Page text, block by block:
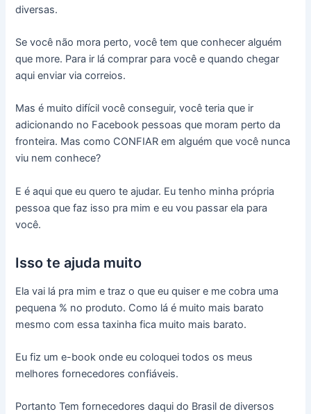
diversas.
Se você não mora perto, você tem que conhecer alguém
que more. Para ir lá comprar para você e quando chegar
aqui enviar via correios.
Mas é muito difícil você conseguir, você teria que ir
adicionando no Facebook pessoas que moram perto da
fronteira. Mas como CONFIAR em alguém que você nunca
viu nem conhece?
E é aqui que eu quero te ajudar. Eu tenho minha própria
pessoa que faz isso pra mim e eu vou passar ela para
você.
Isso te ajuda muito
Ela vai lá pra mim e traz o que eu quiser e me cobra uma
pequena % no produto. Como lá é muito mais barato
mesmo com essa taxinha fica muito mais barato.
Eu fiz um e-book onde eu coloquei todos os meus
melhores fornecedores confiáveis.
Portanto Tem fornecedores daqui do Brasil de diversos